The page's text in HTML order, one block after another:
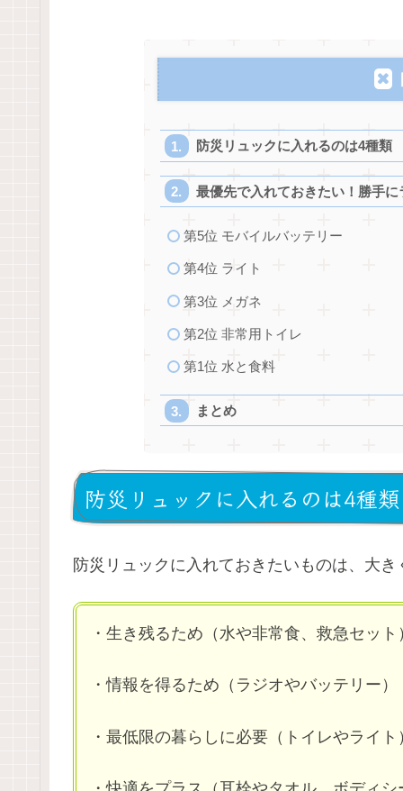
防災リュックに入れるのは4種類
最優先で入れておきたい！勝手に
第5位 モバイルバッテリー
第4位 ライト
第3位 メガネ
第2位 非常用トイレ
第1位 水と食料
まとめ
防災リュックに入れるのは4種類
防災リュックに入れておきたいものは、大
・生き残るため（水や非常食、救急セット
・情報を得るため（ラジオやバッテリー）
・最低限の暮らしに必要（トイレやライト